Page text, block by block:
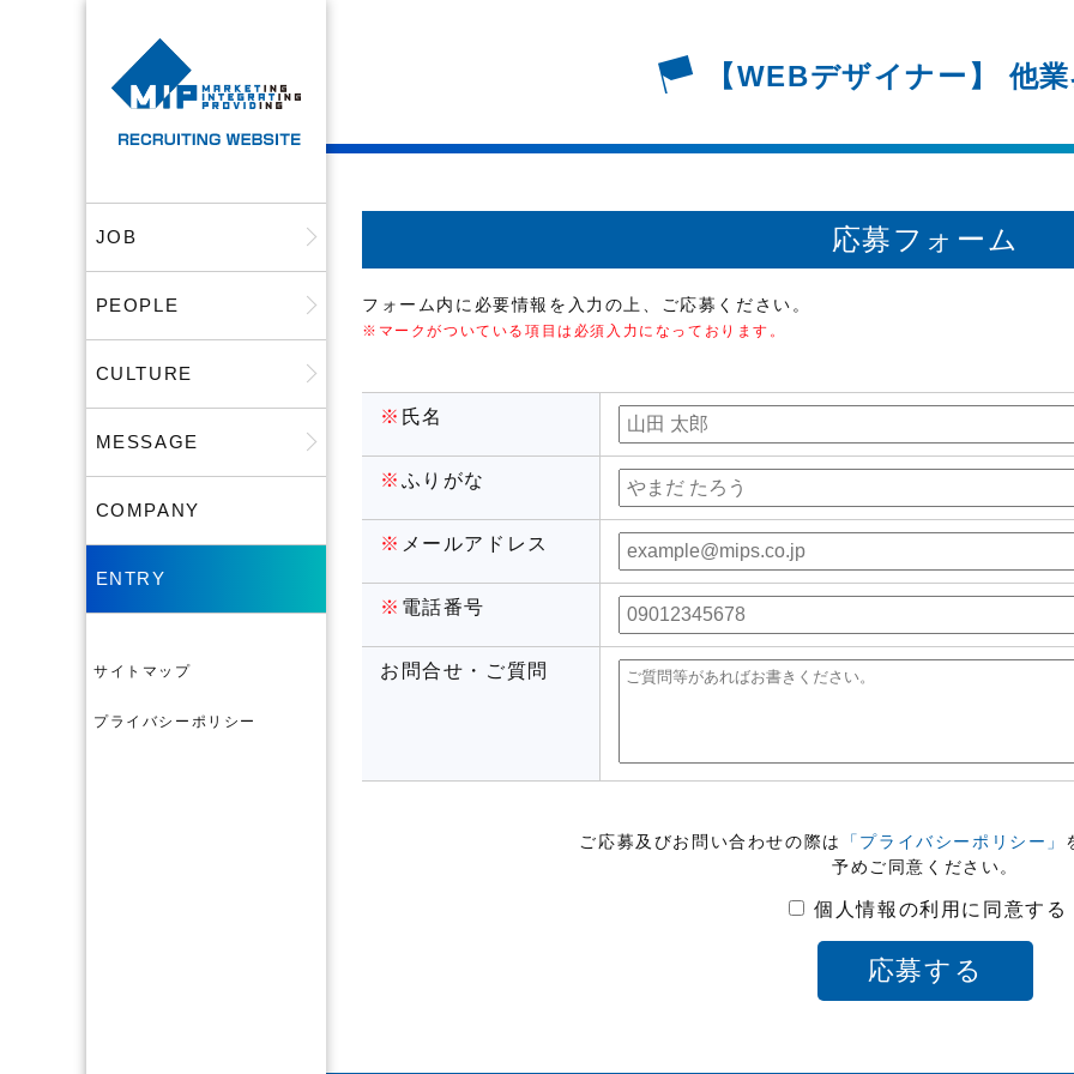
JOB
PEOPLE
CULTURE
MESSAGE
COMPANY
ENTRY
サイトマップ
プライバシーポリシー
【WEBデザイナー】他
応募フォーム
フォーム内に必要情報を入力の上、ご応募ください。
※マークがついている項目は必須入力になっております。
※ 氏名
※ ふりがな
※ メールアドレス
※ 電話番号
お問合せ・ご質問
ご応募及びお問い合わせの際は 「プライバシーポリシー」
予めご同意ください。
個人情報の利用に同意する
応募する